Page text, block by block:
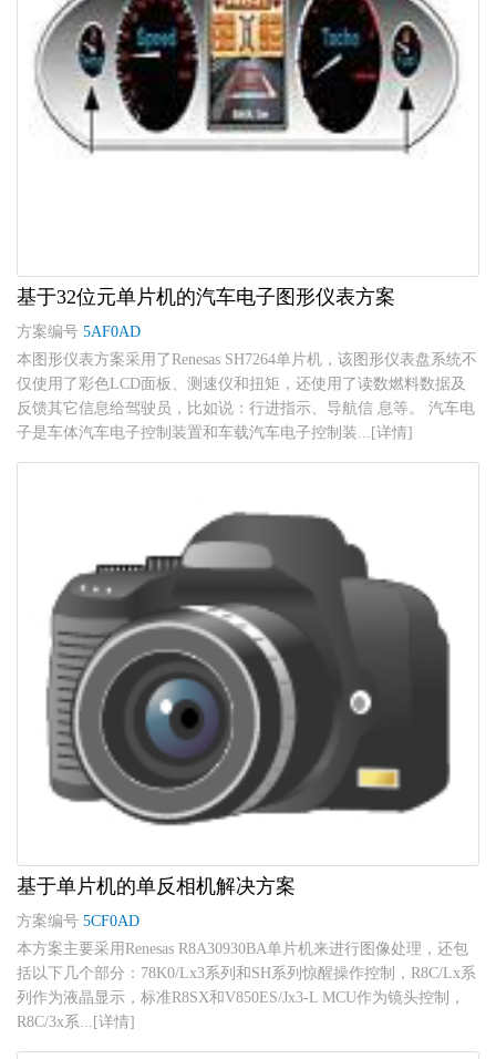
基于32位元单片机的汽车电子图形仪表方案
方案编号 5AF0AD
本图形仪表方案采用了Renesas SH7264单片机，该图形仪表盘系统不
仅使用了彩色LCD面板、测速仪和扭矩，还使用了读数燃料数据及
反馈其它信息给驾驶员，比如说：行进指示、导航信 息等。 汽车电
子是车体汽车电子控制装置和车载汽车电子控制装...[详情]
基于单片机的单反相机解决方案
方案编号 5CF0AD
本方案主要采用Renesas R8A30930BA单片机来进行图像处理，还包
括以下几个部分：78K0/Lx3系列和SH系列惊醒操作控制，R8C/Lx系
列作为液晶显示，标准R8SX和V850ES/Jx3-L MCU作为镜头控制，
R8C/3x系...[详情]